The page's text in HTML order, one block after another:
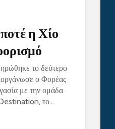
η Χίο
το δεύτερο
ο Φορέας
με την ομάδα
το...